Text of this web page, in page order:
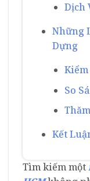
Dịch
Những
Dựng
So
Kết
Tìm kiếm một